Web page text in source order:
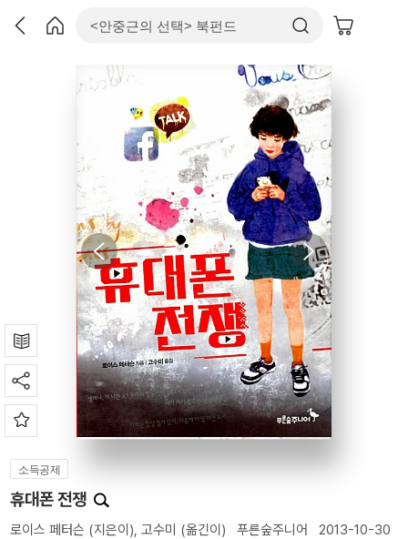
소득공제
휴대폰 전쟁
로이스 페터슨 (지은이), 고수미 (옮긴이) 푸른숲주니어 2013-10-30